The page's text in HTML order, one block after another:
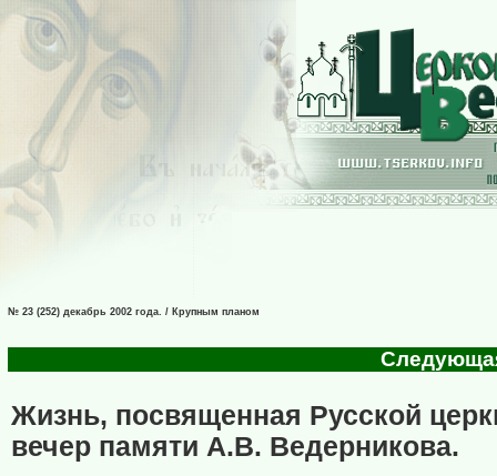
№ 23 (252) декабрь 2002 года. / Крупным планом
Жизнь, посвященная Русской
вечер памяти А.В. Ведерникова.